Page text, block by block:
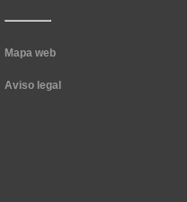
Mapa web
Aviso legal